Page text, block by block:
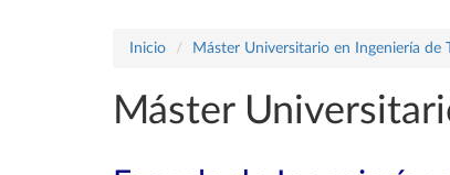
Inicio Máster Universitario en Ingeniería de
Máster